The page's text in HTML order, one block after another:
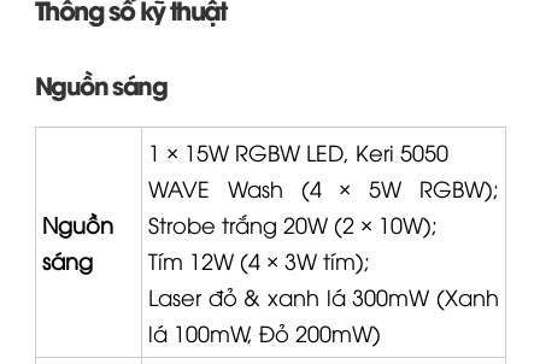
Thông số kỹ thuật
Nguồn sáng
Nguồn
sáng
1 × 15W RGBW LED, Keri 5050
WAVE Wash (4 × 5W RGBW);
Strobe trắng 20W (2 × 10W);
Tím 12W (4 × 3W tím);
Laser đỏ & xanh lá 300mW (Xanh
lá 100mW, Đỏ 200mW)